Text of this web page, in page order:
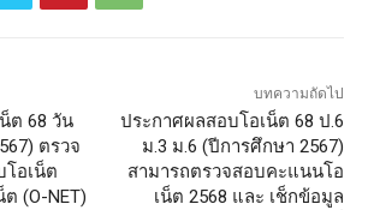
ต 68 วัน
ตรวจ
อเน็ต
(O-NET)
บทความถัดไป
ประกาศผลสอบโอเน็ต 68 ป.6
ม.3 ม.6 (ปีการศึกษา 2567)
สามารถตรวจสอบคะแนนโอ
เน็ต 2568 และ เช็กข้อมูล